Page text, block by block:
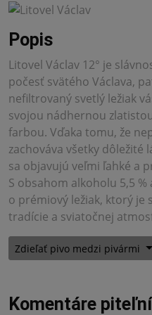
Popis
Litovel Václav 12° je
počesť svätého Václava,
nefiltrovaný svetlý ležiak
svojou nádhernou
farbou. Vďaka tomu, že
zachováva všetky dôležité
sa objavujú veľmi ľahké a
S obsahom alkoholu 5,5
o prémiový ležiak, ktorý je
tradície a sviatočnej
Zdieľať pivo medzi pivármi
Komentáre